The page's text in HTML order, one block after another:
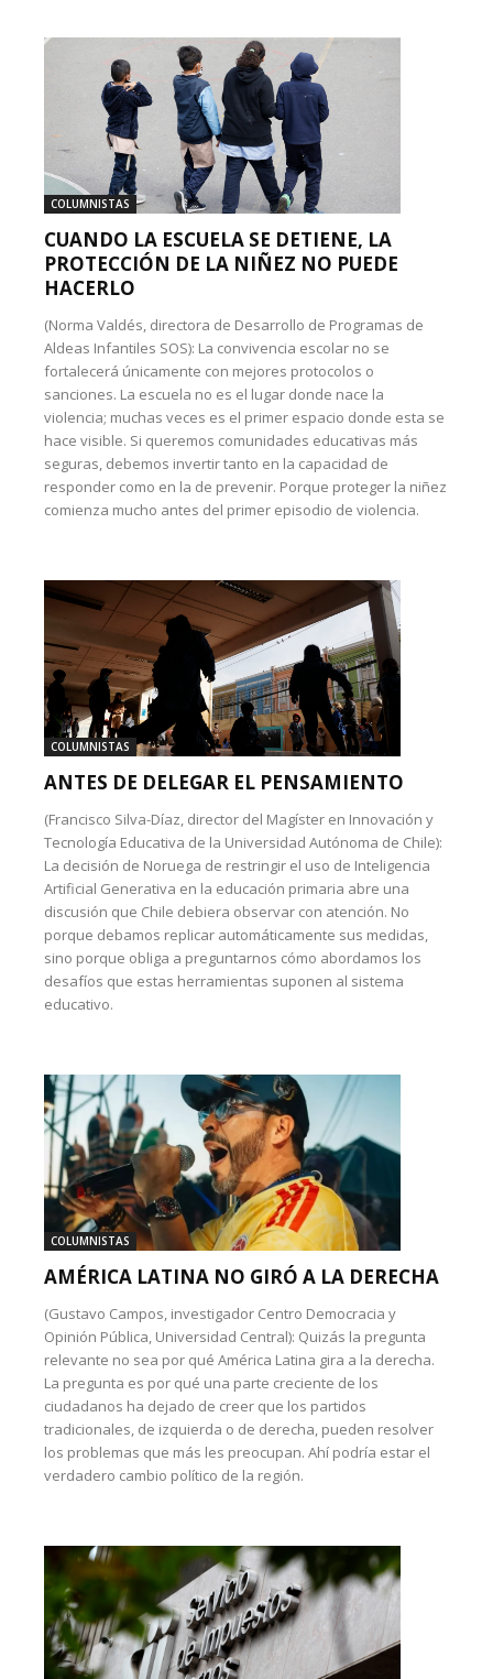
COLUMNISTAS
CUANDO LA ESCUELA SE DETIENE, LA
PROTECCIÓN DE LA NIÑEZ NO PUEDE
HACERLO
(Norma Valdés, directora de Desarrollo de Programas de
Aldeas Infantiles SOS): La convivencia escolar no se
fortalecerá únicamente con mejores protocolos o
sanciones. La escuela no es el lugar donde nace la
violencia; muchas veces es el primer espacio donde esta se
hace visible. Si queremos comunidades educativas más
seguras, debemos invertir tanto en la capacidad de
responder como en la de prevenir. Porque proteger la niñez
comienza mucho antes del primer episodio de violencia.
COLUMNISTAS
ANTES DE DELEGAR EL PENSAMIENTO
(Francisco Silva-Díaz, director del Magíster en Innovación y
Tecnología Educativa de la Universidad Autónoma de Chile):
La decisión de Noruega de restringir el uso de Inteligencia
Artificial Generativa en la educación primaria abre una
discusión que Chile debiera observar con atención. No
porque debamos replicar automáticamente sus medidas,
sino porque obliga a preguntarnos cómo abordamos los
desafíos que estas herramientas suponen al sistema
educativo.
COLUMNISTAS
AMÉRICA LATINA NO GIRÓ A LA DERECHA
(Gustavo Campos, investigador Centro Democracia y
Opinión Pública, Universidad Central): Quizás la pregunta
relevante no sea por qué América Latina gira a la derecha.
La pregunta es por qué una parte creciente de los
ciudadanos ha dejado de creer que los partidos
tradicionales, de izquierda o de derecha, pueden resolver
los problemas que más les preocupan. Ahí podría estar el
verdadero cambio político de la región.